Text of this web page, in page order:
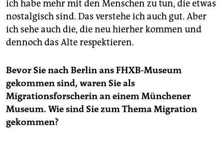
ich habe mehr mit den Menschen zu tun, die etwas
nostalgisch sind. Das verstehe ich auch gut. Aber
ich sehe auch die, die neu hierher kommen und
dennoch das Alte respektieren.
Bevor Sie nach Berlin ans FHXB-Museum
gekommen sind, waren Sie als
Migrationsforscherin an einem Münchener
Museum. Wie sind Sie zum Thema Migration
gekommen?